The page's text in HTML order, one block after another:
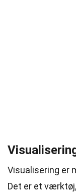
Visualisering er
Det er et